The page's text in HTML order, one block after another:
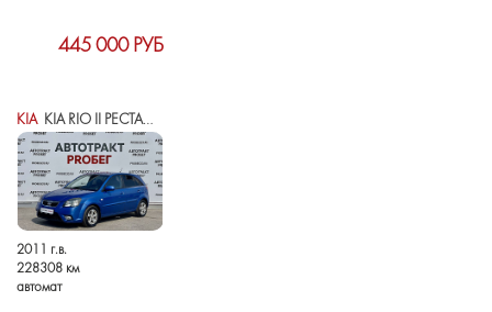
445 000 РУБ
KIAKIA RIO II РЕСТАЙЛИНГ
2011 г.в.
228308 км
автомат